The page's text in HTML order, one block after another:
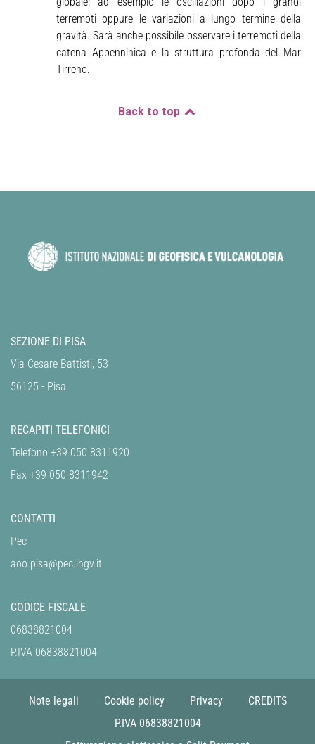
terremoti oppure le variazioni a lungo termine della
gravità. Sarà anche possibile osservare i terremoti della
catena Appenninica e la struttura profonda del Mar
Tirreno.
Back to top
SEZIONE DI PISA
Via Cesare Battisti, 53
56125 - Pisa
RECAPITI TELEFONICI
Telefono +39 050 8311920
Fax +39 050 8311942
CONTATTI
Pec
aoo.pisa@pec.ingv.it
CODICE FISCALE
06838821004
P.IVA 06838821004
Note legali Cookie policy Privacy
CREDITS
P.IVA 06838821004